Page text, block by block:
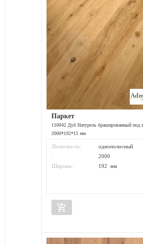
Паркет
110042 Дуб Натурель брашированный под
2000*192*15 мм
Полосность:
однополосный
:
2000
Ширина:
192 мм
add_shopping_cart